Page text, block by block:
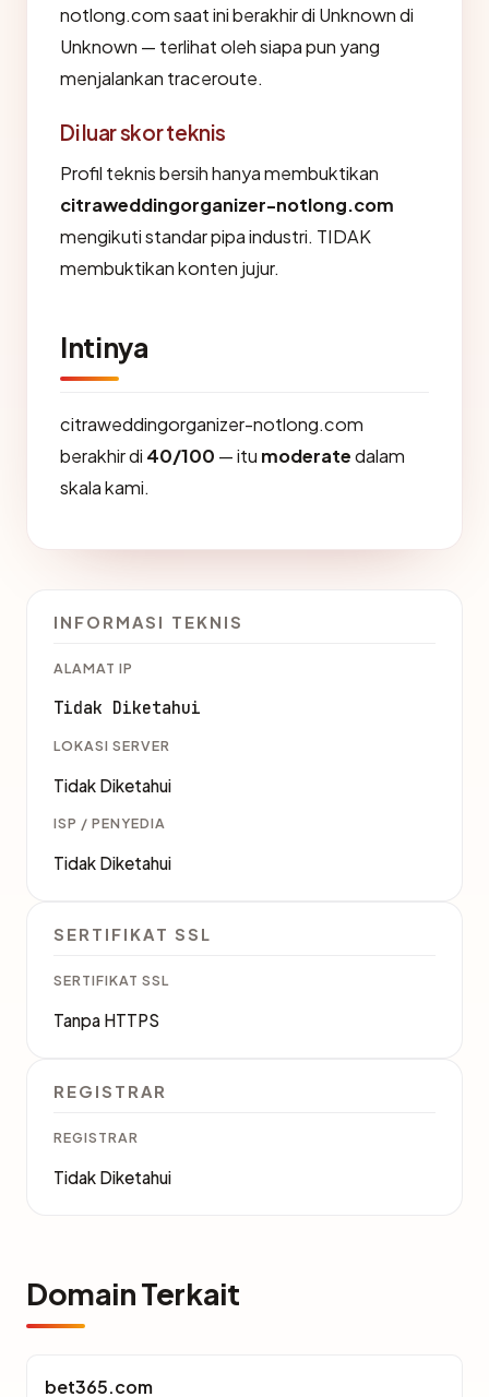
notlong.com saat ini berakhir di Unknown di
Unknown — terlihat oleh siapa pun yang
menjalankan traceroute.
Di luar skor teknis
Profil teknis bersih hanya membuktikan
citraweddingorganizer-notlong.com
mengikuti standar pipa industri. TIDAK
membuktikan konten jujur.
Intinya
citraweddingorganizer-notlong.com
berakhir di 40/100 — itu moderatedalam
skala kami.
INFORMASI TEKNIS
ALAMAT IP
Tidak Diketahui
LOKASI SERVER
Tidak Diketahui
ISP / PENYEDIA
Tidak Diketahui
SERTIFIKAT SSL
SERTIFIKAT SSL
Tanpa HTTPS
REGISTRAR
REGISTRAR
Tidak Diketahui
Domain Terkait
bet365.com